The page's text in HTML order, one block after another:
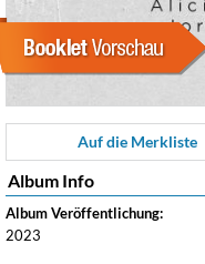
Auf die Merkliste
Album Info
Album Veröffentlichung:
2023